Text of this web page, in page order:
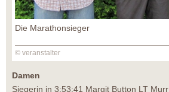
Die Marathonsieger
© veranstalter
Damen
Siegerin in 3:53:41 Margit Button LT Murr